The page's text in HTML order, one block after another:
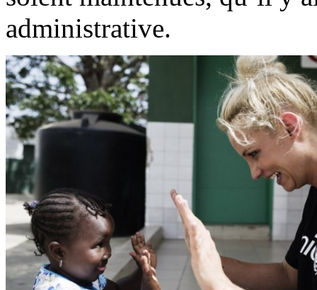
administrative.